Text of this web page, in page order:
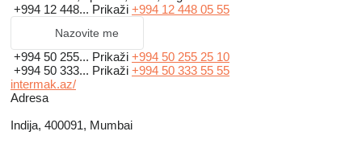
+994 12 448... Prikaži +994 12 448 05 55
Nazovite me
+994 50 255... Prikaži +994 50 255 25 10
+994 50 333... Prikaži +994 50 333 55 55
intermak.az/
Adresa
Indija, 400091, Mumbai